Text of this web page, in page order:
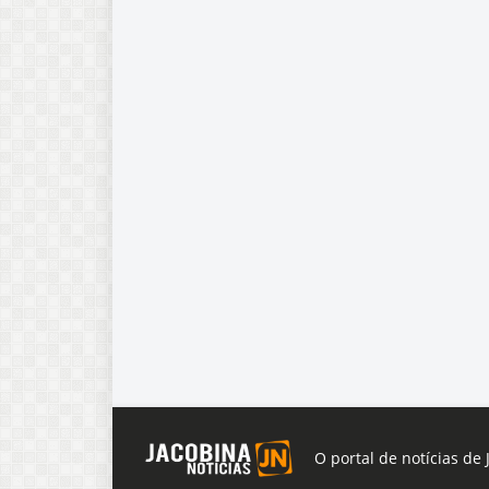
O portal de notícias de